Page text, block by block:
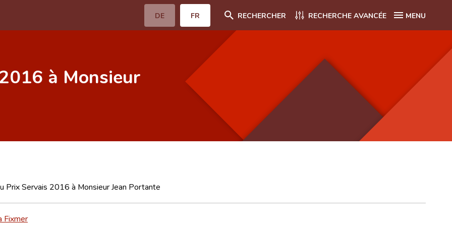
DE FR RECHERCHER RECHERCHE AVANCÉE MENU
à Monsieur
Prix Servais 2016 à Monsieur Jean Portante
Fixmer